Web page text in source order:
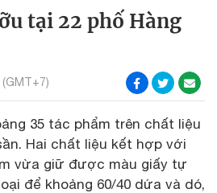
tại 22 phố Hàng
35 tác phẩm trên chất liệu
Hai chất liệu kết hợp với
vừa giữ được màu giấy tự
để khoảng 60/40 dứa và dó,